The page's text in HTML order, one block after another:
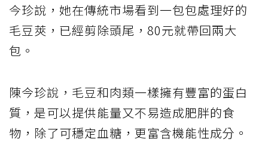
今珍說，她在傳統市場看到一包包處理好的
毛豆莢，已經剪除頭尾，80元就帶回兩大
包。
陳今珍說，毛豆和肉類一樣擁有豐富的蛋白
質，是可以提供能量又不易造成肥胖的食
物，除了可穩定血糖，更富含機能性成分。